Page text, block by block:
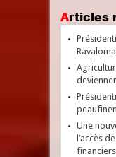
Articles
Une
l’accès
financiers